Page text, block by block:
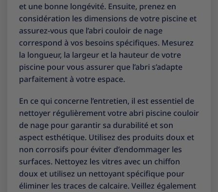
et une bonne longévité. Ensuite, prenez en
considération les dimensions de votre piscine et
assurez-vous que l’abri couloir de nage
correspond à vos besoins spécifiques. Mesurez
la longueur, la largeur et la hauteur de votre
piscine pour vous assurer que l’abri s’adapte
parfaitement à votre espace.
En ce qui concerne l’entretien, il est essentiel de
nettoyer régulièrement votre abri piscine couloir
de nage pour garantir sa durabilité et son
aspect esthétique. Utilisez des produits doux et
non corrosifs pour éviter d’endommager les
surfaces. Nettoyez les vitres avec un chiffon
doux et utilisez un nettoyant spécifique pour
éliminer les traces de calcaire. Veillez également